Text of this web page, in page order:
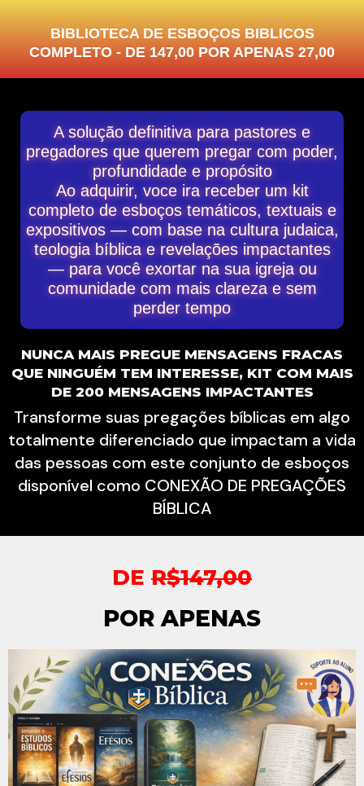
BIBLIOTECA DE ESBOÇOS BIBLICOS
COMPLETO - DE 147,00 POR APENAS 27,00
A solução definitiva para pastores e
pregadores que querem pregar com poder,
profundidade e propósito
Ao adquirir, voce ira receber um kit
completo de esboços temáticos, textuais e
expositivos — com base na cultura judaica,
teologia bíblica e revelações impactantes
— para você exortar na sua igreja ou
comunidade com mais clareza e sem
perder tempo
NUNCA MAIS PREGUE MENSAGENS FRACAS
QUE NINGUÉM TEM INTERESSE, KIT COM MAIS
DE 200 MENSAGENS IMPACTANTES
Transforme suas pregações bíblicas em algo
totalmente diferenciado que impactam a vida
das pessoas com este conjunto de esboços
disponível como CONEXÃO DE PREGAÇÕES
BÍBLICA
DE R$147,00
POR APENAS